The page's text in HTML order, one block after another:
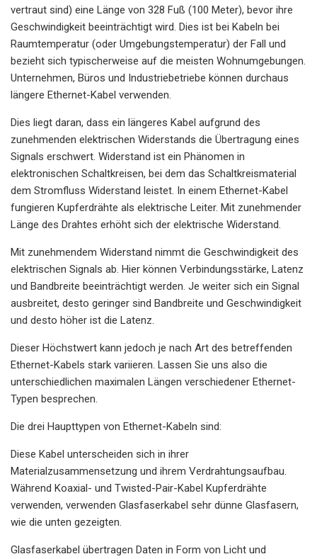
vertraut sind) eine Länge von 328 Fuß (100 Meter), bevor ihre
Geschwindigkeit beeinträchtigt wird. Dies ist bei Kabeln bei
Raumtemperatur (oder Umgebungstemperatur) der Fall und
bezieht sich typischerweise auf die meisten Wohnumgebungen.
Unternehmen, Büros und Industriebetriebe können durchaus
längere Ethernet-Kabel verwenden.
Dies liegt daran, dass ein längeres Kabel aufgrund des
zunehmenden elektrischen Widerstands die Übertragung eines
Signals erschwert. Widerstand ist ein Phänomen in
elektronischen Schaltkreisen, bei dem das Schaltkreismaterial
dem Stromfluss Widerstand leistet. In einem Ethernet-Kabel
fungieren Kupferdrähte als elektrische Leiter. Mit zunehmender
Länge des Drahtes erhöht sich der elektrische Widerstand.
Mit zunehmendem Widerstand nimmt die Geschwindigkeit des
elektrischen Signals ab. Hier können Verbindungsstärke, Latenz
und Bandbreite beeinträchtigt werden. Je weiter sich ein Signal
ausbreitet, desto geringer sind Bandbreite und Geschwindigkeit
und desto höher ist die Latenz.
Dieser Höchstwert kann jedoch je nach Art des betreffenden
Ethernet-Kabels stark variieren. Lassen Sie uns also die
unterschiedlichen maximalen Längen verschiedener Ethernet-
Typen besprechen.
Die drei Haupttypen von Ethernet-Kabeln sind:
Diese Kabel unterscheiden sich in ihrer
Materialzusammensetzung und ihrem Verdrahtungsaufbau.
Während Koaxial- und Twisted-Pair-Kabel Kupferdrähte
verwenden, verwenden Glasfaserkabel sehr dünne Glasfasern,
wie die unten gezeigten.
Glasfaserkabel übertragen Daten in Form von Licht und